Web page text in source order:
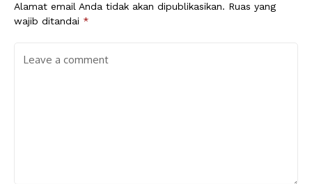
Alamat email Anda tidak akan dipublikasikan. Ruas yang
wajib ditandai *